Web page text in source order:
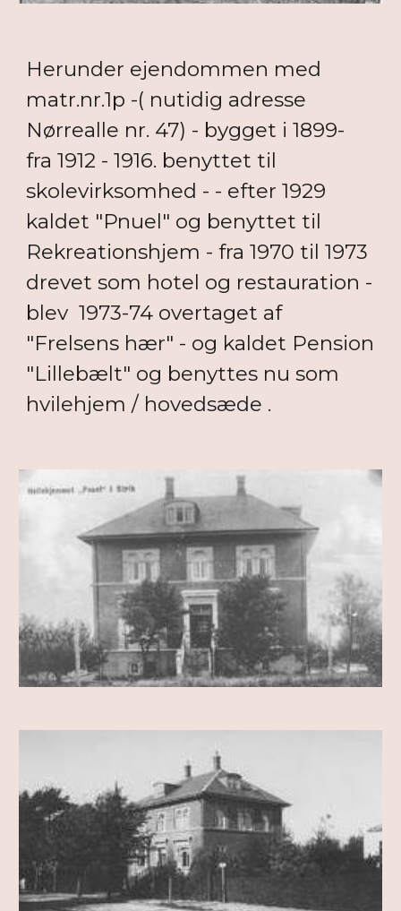
Herunder ejendommen med
matr.nr.1p -( nutidig adresse
Nørrealle nr. 47) - bygget i 1899-
fra 1912 - 1916. benyttet til
skolevirksomhed - - efter 1929
kaldet "Pnuel" og benyttet til
Rekreationshjem - fra 1970 til 1973
drevet som hotel og restauration -
blev 1973-74 overtaget af
"Frelsens hær" - og kaldet Pension
"Lillebælt" og benyttes nu som
hvilehjem / hovedsæde .